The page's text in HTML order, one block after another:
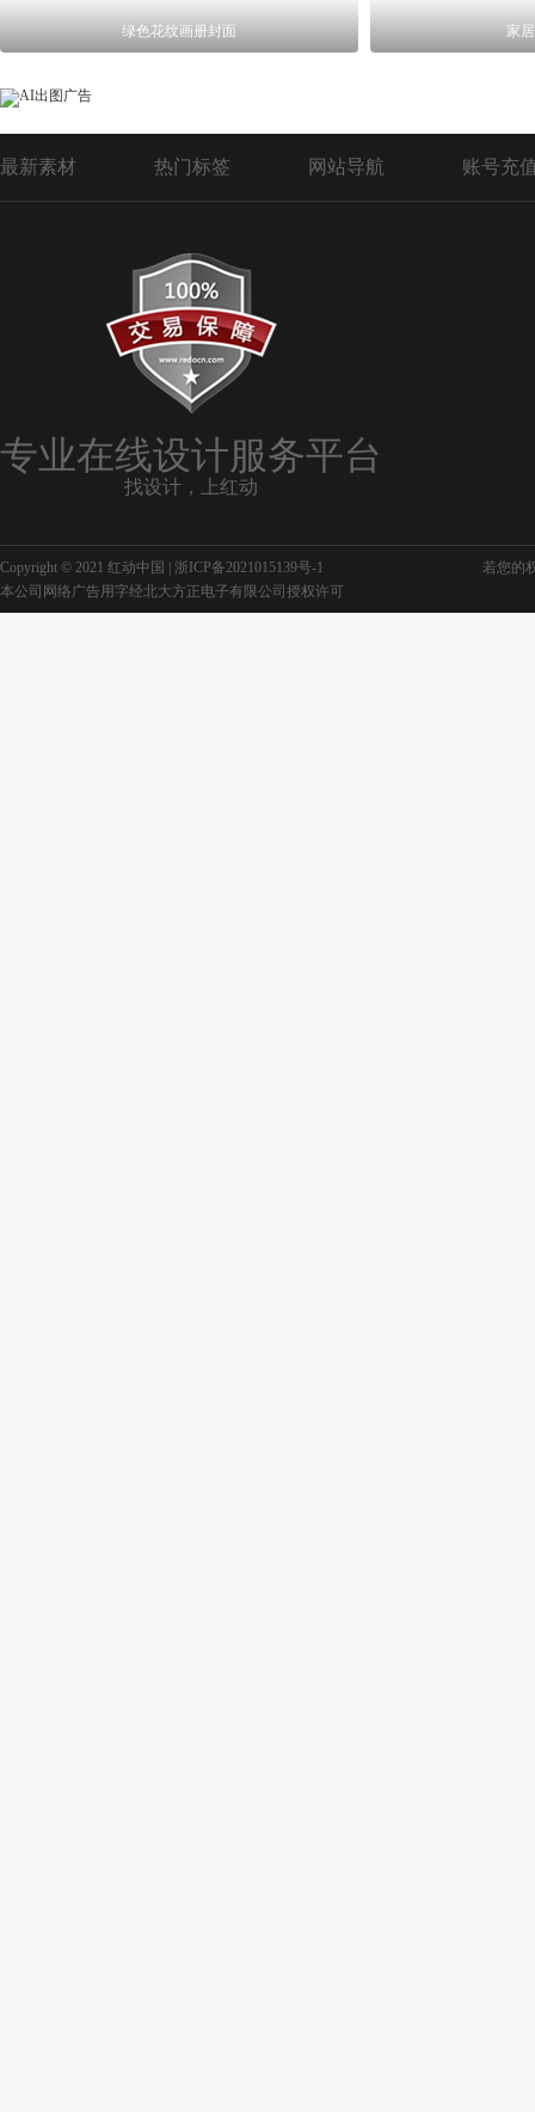
绿色花纹画册封面 家
最新素材 热门标签 网站导航 账号充
专业在线设计服务平台
找设计，上红动
Copyright © 2021 红动中国 | 浙ICP备2021015139号-1
若您的
本公司网络广告用字经北大方正电子有限公司授权许可